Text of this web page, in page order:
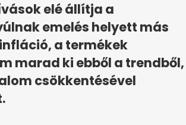
elé állítja a
emelés helyett más
a termékek
marad ki ebből a trendből,
csökkentésével